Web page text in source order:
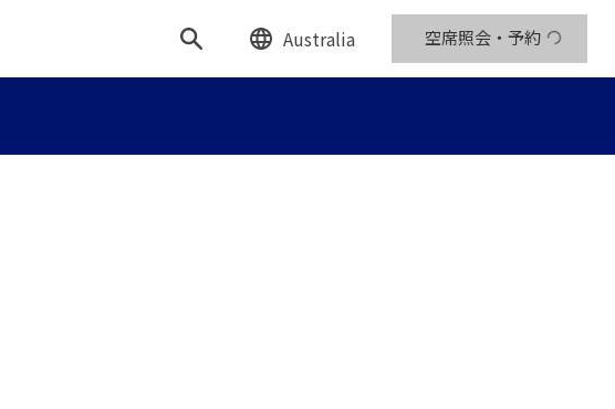
Australia 空席照会・予約